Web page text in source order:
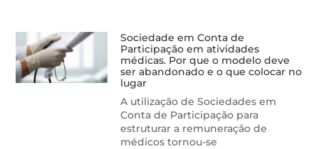
Sociedade em Conta de
Participação em atividades
médicas. Por que o modelo deve
ser abandonado e o que colocar no
lugar
A utilização de Sociedades em
Conta de Participação para
estruturar a remuneração de
médicos tornou-se